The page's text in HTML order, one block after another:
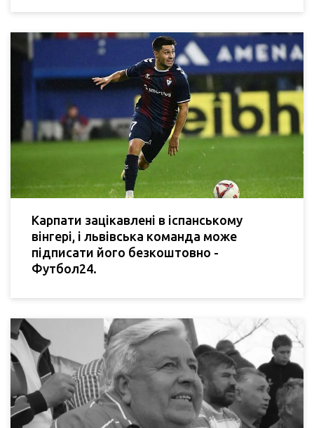
Карпати зацікавлені в іспанському
вінгері, і львівська команда може
підписати його безкоштовно -
Футбол24.